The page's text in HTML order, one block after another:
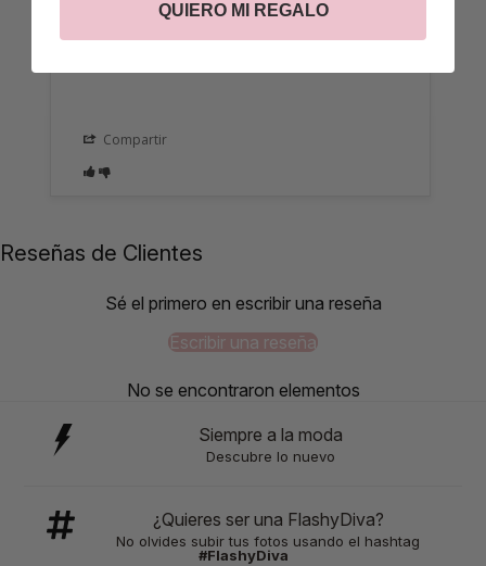
Compartir
Reseñas de Clientes
Sé el primero en escribir una reseña
Escribir una reseña
No se encontraron elementos
Siempre a la moda
Descubre lo nuevo
¿Quieres ser una FlashyDiva?
No olvides subir tus fotos usando el hashtag
#FlashyDiva
QUIERO MI REGALO